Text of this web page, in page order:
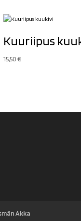
Kuuriipus
15,50€
Akka